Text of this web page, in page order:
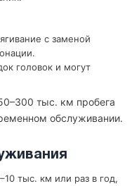
с заменой
головок и могут
тыс. км пробега
обслуживании.
тыс. км или раз в год,